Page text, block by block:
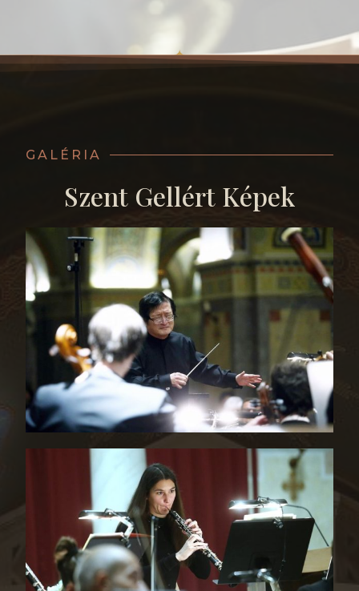
GALÉRIA
Szent Gellért Képek